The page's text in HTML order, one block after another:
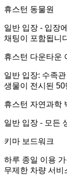
휴스턴 동물원
일반 입장 - 입장
채팅이 포함됩니
휴스턴 다운타운
일반 입장: 수족
생물이 전시된
휴스턴 자연과학
일반 입장 - 모든
키마 보드워크
하루 종일 이용
무제한 차량 서비